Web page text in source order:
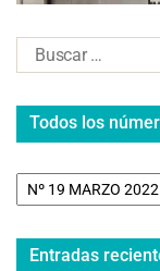
Todos los
Entradas